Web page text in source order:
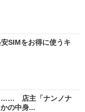
SIMをお得に使うキ
…… 店主「ナンノナ
の中身...